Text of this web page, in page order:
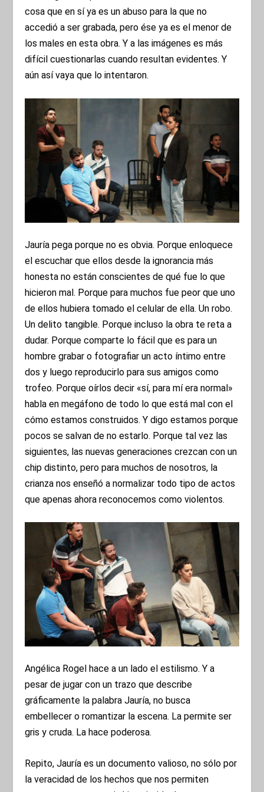
cosa que en sí ya es un abuso para la que no
accedió a ser grabada, pero ése ya es el menor de
los males en esta obra. Y a las imágenes es más
difícil cuestionarlas cuando resultan evidentes. Y
aún así vaya que lo intentaron.
Jauría pega porque no es obvia. Porque enloquece
el escuchar que ellos desde la ignorancia más
honesta no están conscientes de qué fue lo que
hicieron mal. Porque para muchos fue peor que uno
de ellos hubiera tomado el celular de ella. Un robo.
Un delito tangible. Porque incluso la obra te reta a
dudar. Porque comparte lo fácil que es para un
hombre grabar o fotografiar un acto íntimo entre
dos y luego reproducirlo para sus amigos como
trofeo. Porque oírlos decir «sí, para mí era normal»
habla en megáfono de todo lo que está mal con el
cómo estamos construidos. Y digo estamos porque
pocos se salvan de no estarlo. Porque tal vez las
siguientes, las nuevas generaciones crezcan con un
chip distinto, pero para muchos de nosotros, la
crianza nos enseñó a normalizar todo tipo de actos
que apenas ahora reconocemos como violentos.
Angélica Rogel hace a un lado el estilismo. Y a
pesar de jugar con un trazo que describe
gráficamente la palabra Jauría, no busca
embellecer o romantizar la escena. La permite ser
gris y cruda. La hace poderosa.
Repito, Jauría es un documento valioso, no sólo por
la veracidad de los hechos que nos permiten